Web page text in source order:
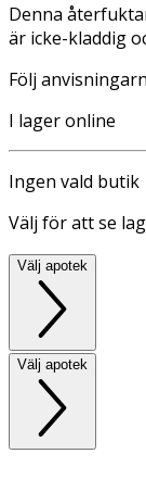
Denna
är icke-kladdig
Följ
I lager online
Ingen vald butik
Välj för att se
Välj apotek
Välj apotek